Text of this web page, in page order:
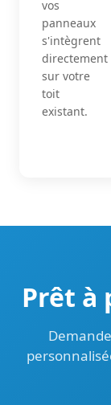
vos
panneaux
s'intègrent
directement
sur votre
toit
existant.
Prêt à